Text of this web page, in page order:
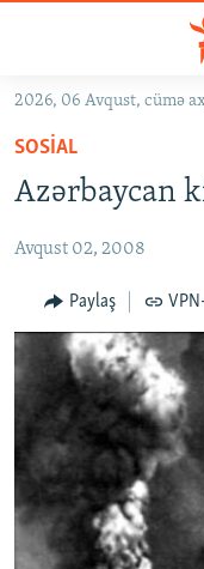
Əsas
qayıt
Əsas
naviqasiyaya
qayıt
GÜNDƏM
#İZAHLA
KORRUPSIOMETR
#ƏSLINDƏ
FƏRQƏ BAX
QANUNI DOĞRU
ARAŞDIRMA
MULTIMEDIA
VIDEO
FOTOQALEREYA
İNFOQRAFIKA
RADIO ARXIV
OXU ZALI
AZƏRBAYCAN
HAQQIMIZDA
MISSIYAMIZ
2026, 06 Avqust, cümə
SOSIAL
Azərbaycan
Avqust 02, 2008
Paylaş